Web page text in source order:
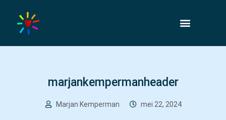
marjankempermanheader
Marjan Kemperman mei 22, 2024